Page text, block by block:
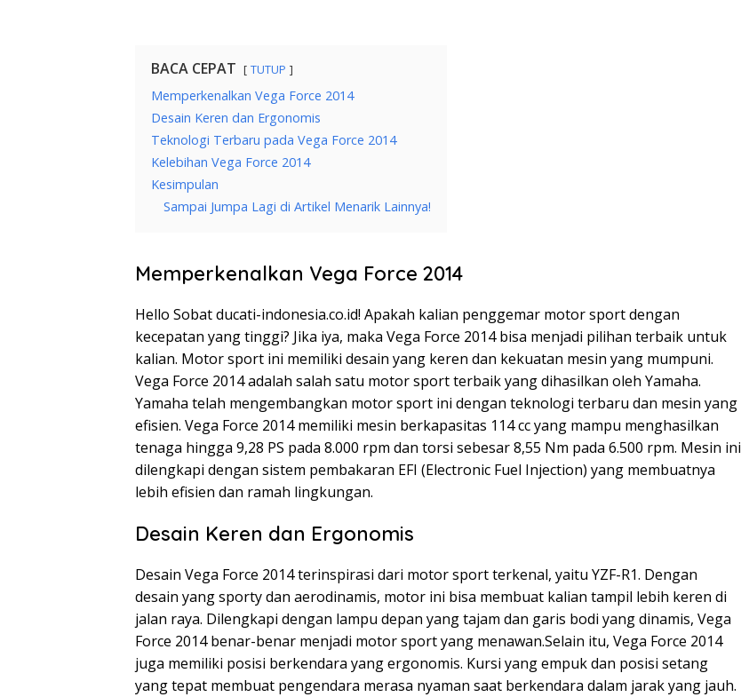
BACA CEPAT TUTUP
Memperkenalkan Vega Force 2014
Desain Keren dan Ergonomis
Teknologi Terbaru pada Vega Force 2014
Kelebihan Vega Force 2014
Kesimpulan
Sampai Jumpa Lagi di Artikel Menarik Lainnya!
Memperkenalkan Vega Force 2014
Hello Sobat ducati-indonesia.co.id! Apakah kalian penggemar motor sport dengan
kecepatan yang tinggi? Jika iya, maka Vega Force 2014 bisa menjadi pilihan terbaik untuk
kalian. Motor sport ini memiliki desain yang keren dan kekuatan mesin yang mumpuni.
Vega Force 2014 adalah salah satu motor sport terbaik yang dihasilkan oleh Yamaha.
Yamaha telah mengembangkan motor sport ini dengan teknologi terbaru dan mesin yang
efisien. Vega Force 2014 memiliki mesin berkapasitas 114 cc yang mampu menghasilkan
tenaga hingga 9,28 PS pada 8.000 rpm dan torsi sebesar 8,55 Nm pada 6.500 rpm. Mesin ini
dilengkapi dengan sistem pembakaran EFI (Electronic Fuel Injection) yang membuatnya
lebih efisien dan ramah lingkungan.
Desain Keren dan Ergonomis
Desain Vega Force 2014 terinspirasi dari motor sport terkenal, yaitu YZF-R1. Dengan
desain yang sporty dan aerodinamis, motor ini bisa membuat kalian tampil lebih keren di
jalan raya. Dilengkapi dengan lampu depan yang tajam dan garis bodi yang dinamis, Vega
Force 2014 benar-benar menjadi motor sport yang menawan.Selain itu, Vega Force 2014
juga memiliki posisi berkendara yang ergonomis. Kursi yang empuk dan posisi setang
yang tepat membuat pengendara merasa nyaman saat berkendara dalam jarak yang jauh.